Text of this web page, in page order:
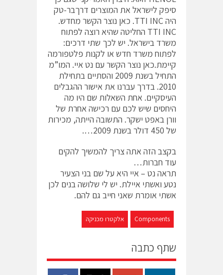
סיפק לישראל את המוצרים דרךבר-טק
היה TTI INC. כאן נוצר הקשר מחדש.
TTI INC החליטה שהיא רוצה לפתוח
משרד בישראל. יש לכך שתי דרכים:
לפתוח משרד חדש או לקנות פלטפורמה
קיימת.כאן נוצר הקשר עם נט איי. המו”מ
התחיל בשנת 2009 והסתיים בתחילת
2010. בדרך עברנו את אישור ההגבלים
העיסקיים. אחת השאלות שם היו מה
היחסים שיש לכם עם רכישה אחרת של
וורן באפט ישקר. התשובה הייתה, מכירות
של 450 דולר בשנת 2009….
בקצב הזה אתה צריך להמשיך להקים
עוד חברות…
תראה נט – איי היא על שם בני הצעיר
נטע ואשתי איילת. יש לי שלושה בנים לכן
אשתי אומרת שאני חייב גם להם.
Components אלקטרו מכניקה
שתף כתבה